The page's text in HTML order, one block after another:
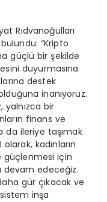
Rıdvanoğulları
“Kripto
güçlü bir şekilde
duyurmasına
destek
inanıyoruz.
bir
finans ve
da ileriye taşımak
kadınların
güçlenmesi için
devam edeceğiz.
gür çıkacak ve
inşa